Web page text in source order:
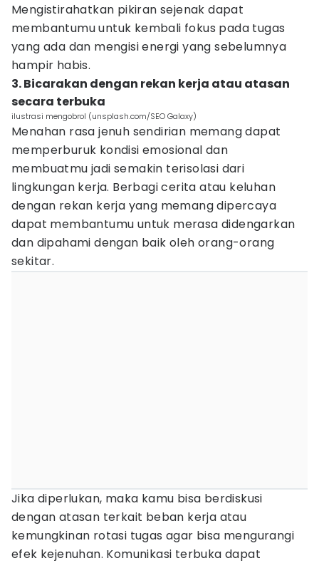
Mengistirahatkan pikiran sejenak dapat
membantumu untuk kembali fokus pada tugas
yang ada dan mengisi energi yang sebelumnya
hampir habis.
3. Bicarakan dengan rekan kerja atau atasan
secara terbuka
ilustrasi mengobrol (unsplash.com/SEO Galaxy)
Menahan rasa jenuh sendirian memang dapat
memperburuk kondisi emosional dan
membuatmu jadi semakin terisolasi dari
lingkungan kerja. Berbagi cerita atau keluhan
dengan rekan kerja yang memang dipercaya
dapat membantumu untuk merasa didengarkan
dan dipahami dengan baik oleh orang-orang
sekitar.
Jika diperlukan, maka kamu bisa berdiskusi
dengan atasan terkait beban kerja atau
kemungkinan rotasi tugas agar bisa mengurangi
efek kejenuhan. Komunikasi terbuka dapat